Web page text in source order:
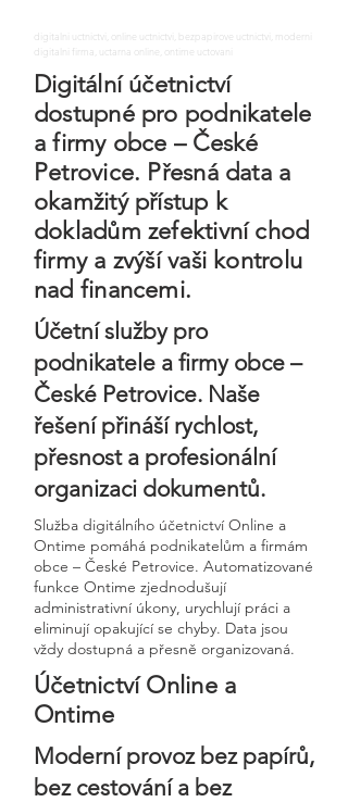
digitalni uctnictvi, online uctnictvi, bezpapirove uctnictvi, moderni
digitalni firma, uctarna online, ontime uctovani
Digitální účetnictví
dostupné pro podnikatele
a firmy obce – České
Petrovice. Přesná data a
okamžitý přístup k
dokladům zefektivní chod
firmy a zvýší vaši kontrolu
nad financemi.
Účetní služby pro
podnikatele a firmy obce –
České Petrovice. Naše
řešení přináší rychlost,
přesnost a profesionální
organizaci dokumentů.
Služba digitálního účetnictví Online a
Ontime pomáhá podnikatelům a firmám
obce – České Petrovice. Automatizované
funkce Ontime zjednodušují
administrativní úkony, urychlují práci a
eliminují opakující se chyby. Data jsou
vždy dostupná a přesně organizovaná.
Účetnictví Online a
Ontime
Moderní provoz bez papírů,
bez cestování a bez